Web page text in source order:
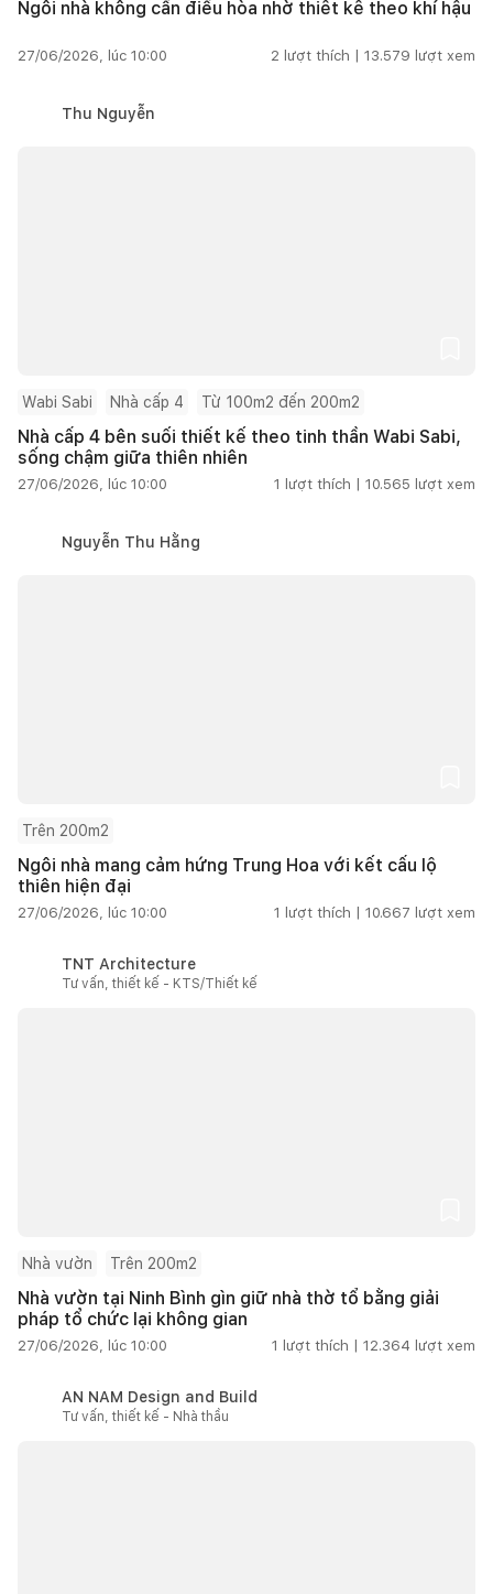
Ngôi nhà không cần điều hòa nhờ thiết kế theo khí hậu
27/06/2026, lúc 10:00 2 lượt thích | 13.579 lượt xem
Thu Nguyễn
Wabi Sabi Nhà cấp 4 Từ 100m2 đến 200m2
Nhà cấp 4 bên suối thiết kế theo tinh thần Wabi Sabi,
sống chậm giữa thiên nhiên
27/06/2026, lúc 10:00 1 lượt thích | 10.565 lượt xem
Nguyễn Thu Hằng
Trên 200m2
Ngôi nhà mang cảm hứng Trung Hoa với kết cấu lộ
thiên hiện đại
27/06/2026, lúc 10:00 1 lượt thích | 10.667 lượt xem
TNT Architecture
Tư vấn, thiết kế - KTS/Thiết kế
Nhà vườn Trên 200m2
Nhà vườn tại Ninh Bình gìn giữ nhà thờ tổ bằng giải
pháp tổ chức lại không gian
27/06/2026, lúc 10:00 1 lượt thích | 12.364 lượt xem
AN NAM Design and Build
Tư vấn, thiết kế - Nhà thầu